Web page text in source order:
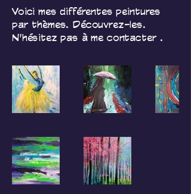
Voici mes différentes peintures
par thèmes. Découvrez-les.
N'hésitez pas à me contacter .